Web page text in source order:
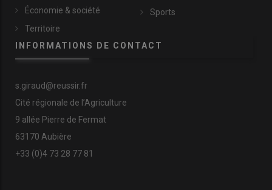
Économie & société
Territoire
Sports
INFORMATIONS DE CONTACT
s.giraud@reussir.fr
Cité régionale de l’Agriculture
9 allée Pierre de Fermat
63170 Aubière
+33 (0)4 73 28 77 81